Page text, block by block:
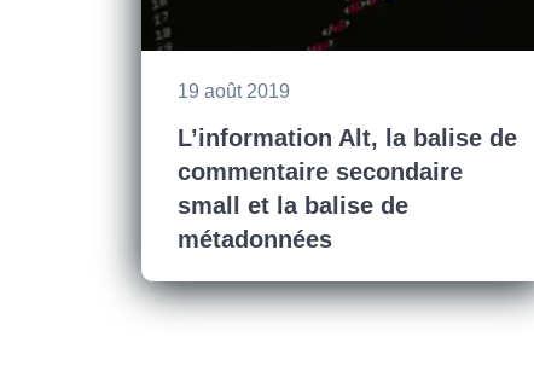
19 août 2019
L’information Alt, la balise de
commentaire secondaire
small et la balise de
métadonnées